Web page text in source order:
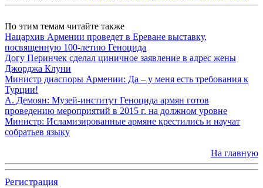
По этим темам читайте также
Нацархив Армении проведет в Ереване выставку,
посвященную 100-летию Геноцида
Догу Перинчек сделал циничное заявление в адрес жены
Джорджа Клуни
Министр диаспоры Армении: Да – у меня есть требования к
Турции!
А. Демоян: Музей-институт Геноцида армян готов
проведению мероприятий в 2015 г. на должном уровне
Министр: Исламизированные армяне крестились и научат
собратьев языку
На главную
Регистрация